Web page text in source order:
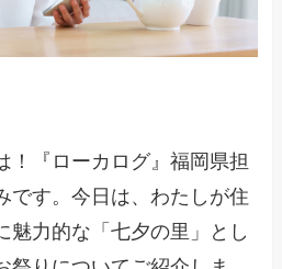
！『ローカログ』福岡県担
です。今日は、わたしが住
魅力的な「七夕の里」とし